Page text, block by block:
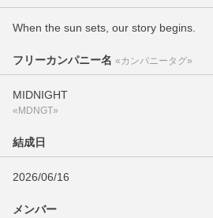
When the sun sets, our story begins.
フリーカンパニー名 «カンパニータグ»
MIDNIGHT
«MDNGT»
結成日
2026/06/16
メンバー